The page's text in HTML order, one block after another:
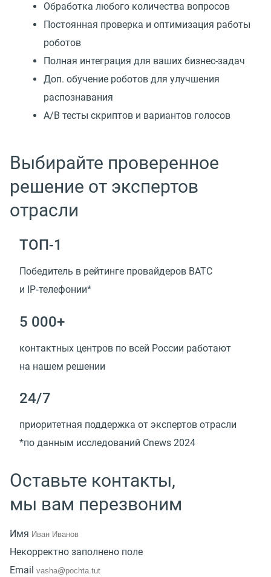
Обработка любого количества вопросов
Постоянная проверка и оптимизация работы
роботов
Полная интеграция для ваших бизнес-задач
Доп. обучение роботов для улучшения
распознавания
А/В тесты скриптов и вариантов голосов
Выбирайте проверенное
решение от экспертов
отрасли
TOП-1
Победитель в рейтинге провайдеров ВАТС
и IP‑телефонии*
5 000+
контактных центров по всей России работают
на нашем решении
24/7
приоритетная поддержка от экспертов отрасли
*по данным исследований Cnews 2024
Оставьте контакты,
мы вам перезвоним
Имя
Некорректно заполнено поле
Email